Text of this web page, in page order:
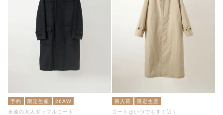
予約 限定生産
26AW
永遠の大人ダッフルコート
再入荷
限定生産
コートはいつでもすぐ近く